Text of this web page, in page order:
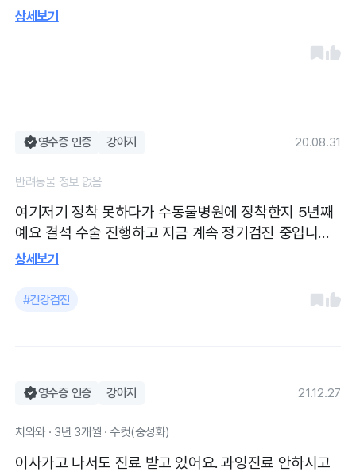
다. 규모가 너무 커서 진료때마다 담당 수의사가 바뀐다
상세보기
영수증 인증 강아지 20.08.31
반려동물 정보 없음
여기저기 정착 못하다가 수동물병원에 정착한지 5년째
예요 결석 수술 진행하고 지금 계속 정기검진 중입니다
무리하게 진료 안하시고 최대한 지켜보면서 강아지 먼
하게 다 기억해주십니다 추천해요
상세보기
#건강검진
영수증 인증 강아지 21.12.27
치와와 · 3년 3개월 · 수컷(중성화)
이사가고 나서도 진료 받고 있어요. 과잉진료 안하시고